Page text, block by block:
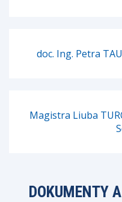
doc. Ing. Petra
Magistra Liuba
DOKUMENTY